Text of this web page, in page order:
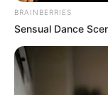
How To Get An
BRAINBERRIES
Sensual Dance